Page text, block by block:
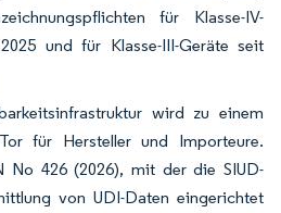
für Klasse-IV-
und für Klasse-III-Geräte seit
wird zu einem
für Hersteller und Importeure.
No 426 (2026), mit der die SIUD-
von UDI-Daten eingerichtet